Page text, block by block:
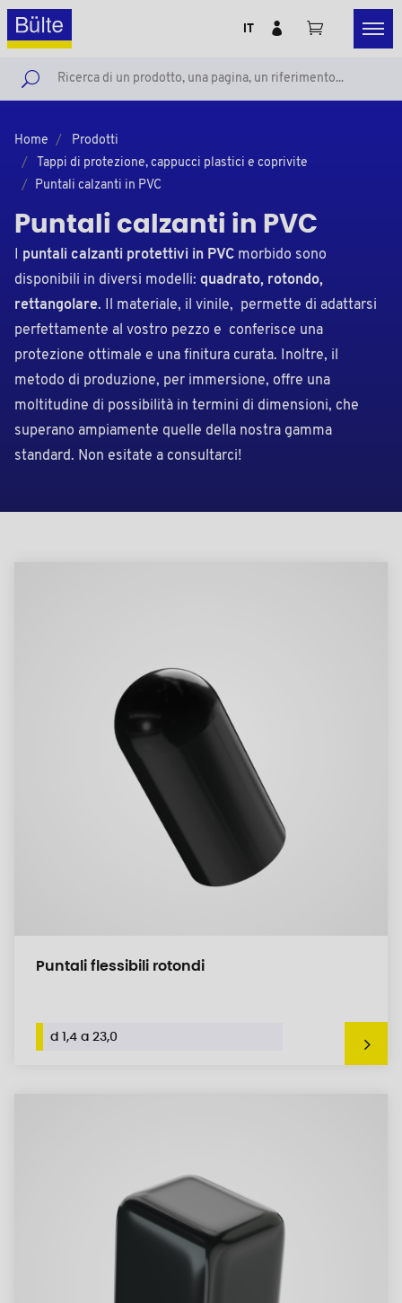
IT
Home
Prodotti
Tappi di protezione, cappucci plastici e coprivite
Puntali calzanti in PVC
Puntali calzanti in PVC
puntali calzanti protettivi in PVC morbido sono
disponibili in diversi modelli: quadrato, rotondo,
rettangolare. Il materiale, il vinile, permette di adattarsi
perfettamente al vostro pezzo e conferisce una
protezione ottimale e una finitura curata. Inoltre, il
metodo di produzione, per immersione, offre una
moltitudine di possibilità in termini di dimensioni, che
superano ampiamente quelle della nostra gamma
standard. Non esitate a consultarci!
Puntali flessibili rotondi
d 1,4 a 23,0